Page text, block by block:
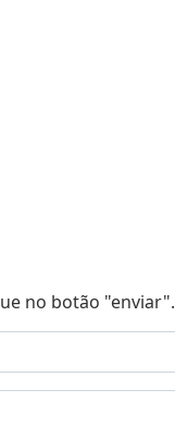
no botão "enviar".